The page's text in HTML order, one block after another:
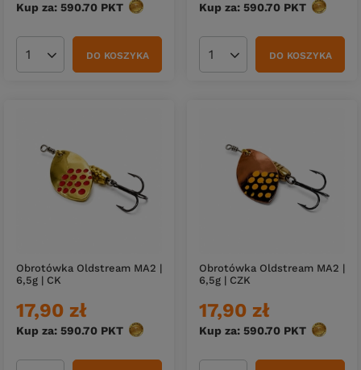
Kup za: 590.70 PKT punktów
Ilość produktówDO KOSZYKA
Kup za: 590.70 PKT punktów
Ilość produktówDO KOSZYKA
Obrotówka Oldstream MA2 |
6,5g | CK
17,90 zł
Kup za: 590.70 PKT punktów
Obrotówka Oldstream MA2 |
6,5g | CZK
17,90 zł
Kup za: 590.70 PKT punktów